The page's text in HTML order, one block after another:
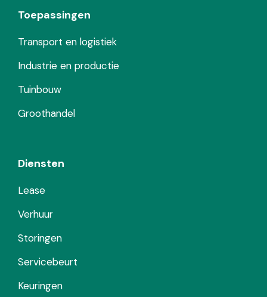
Toepassingen
Transport en logistiek
Industrie en productie
Tuinbouw
Groothandel
Diensten
Lease
Verhuur
Storingen
Servicebeurt
Keuringen